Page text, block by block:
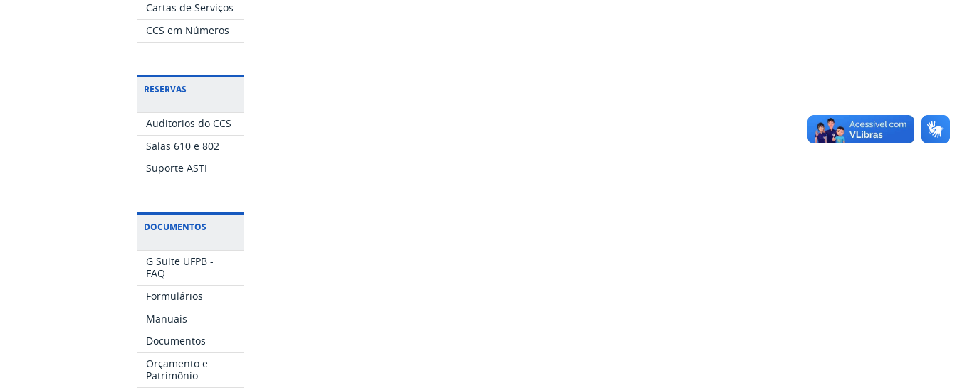
Cartas de Serviços
CCS em Números
RESERVAS
Auditorios do CCS
Salas 610 e 802
Suporte ASTI
DOCUMENTOS
G Suite UFPB -
FAQ
Formulários
Manuais
Documentos
Orçamento e
Patrimônio